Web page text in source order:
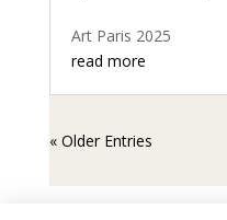
Art Paris 2025
read more
« Older Entries